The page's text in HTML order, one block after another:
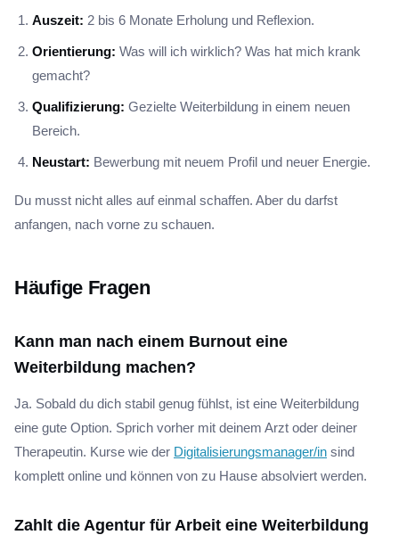
Auszeit: 2 bis 6 Monate Erholung und Reflexion.
Orientierung: Was will ich wirklich? Was hat mich krank
gemacht?
Qualifizierung: Gezielte Weiterbildung in einem neuen
Bereich.
Neustart: Bewerbung mit neuem Profil und neuer Energie.
Du musst nicht alles auf einmal schaffen. Aber du darfst
anfangen, nach vorne zu schauen.
Häufige Fragen
Kann man nach einem Burnout eine
Weiterbildung machen?
Ja. Sobald du dich stabil genug fühlst, ist eine Weiterbildung
eine gute Option. Sprich vorher mit deinem Arzt oder deiner
Therapeutin. Kurse wie der Digitalisierungsmanager/in sind
komplett online und können von zu Hause absolviert werden.
Zahlt die Agentur für Arbeit eine Weiterbildung